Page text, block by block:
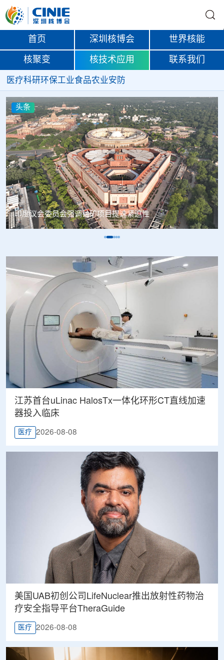
首页 深圳核博会 世界核能
核聚变 核技术应用 联系我们
医疗科研环保工业食品农业安防
头条
中核辐智正式设立 中国同辐持股90%打通核医疗全产业链
江苏首台uLinac HalosTx一体化环形CT直线加速
器投入临床
医疗 2026-08-08
美国UAB初创公司LifeNuclear推出放射性药物治
疗安全指导平台TheraGuide
医疗 2026-08-08